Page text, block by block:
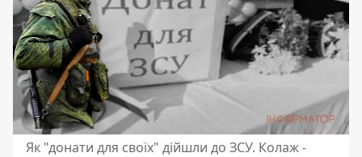
Як "донати для своїх" дійшли до ЗСУ. Колаж -